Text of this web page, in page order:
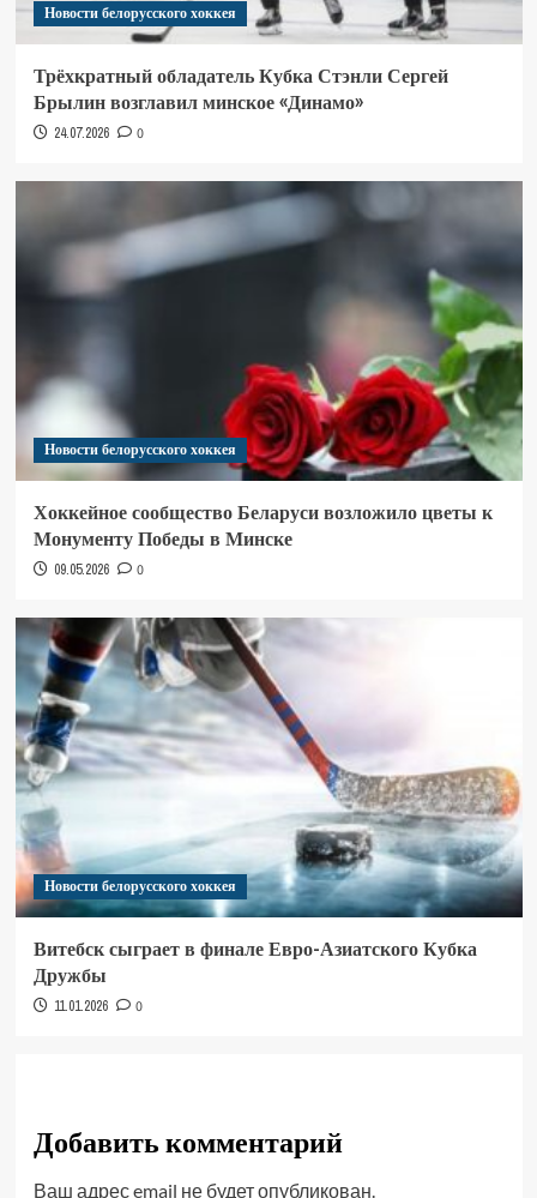
Новости белорусского хоккея
Трёхкратный обладатель Кубка Стэнли Сергей
Брылин возглавил минское «Динамо»
24.07.2026 0
Новости белорусского хоккея
Хоккейное сообщество Беларуси возложило цветы к
Монументу Победы в Минске
09.05.2026 0
Новости белорусского хоккея
Витебск сыграет в финале Евро-Азиатского Кубка
Дружбы
11.01.2026 0
Добавить комментарий
Ваш адрес email не будет опубликован.